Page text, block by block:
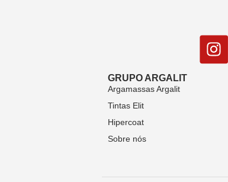
GRUPO ARGALIT
Argamassas Argalit
Tintas Elit
Hipercoat
Sobre nós